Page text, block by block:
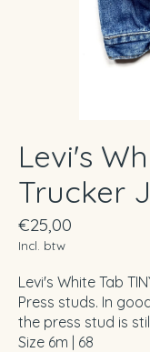
Levi's
Trucker
€25,00
Incl. btw
Levi's White Tab
Press studs. In
the press stud is
Size 6m | 68